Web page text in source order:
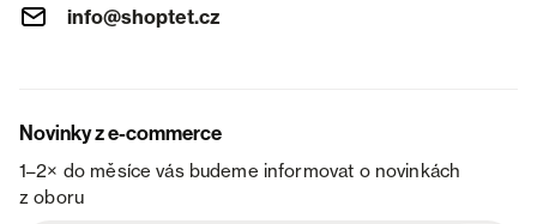
info@shoptet.cz
Novinky z e-commerce
1–2× do měsíce vás budeme informovat o novinkách
z oboru